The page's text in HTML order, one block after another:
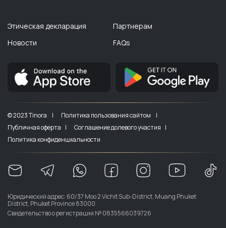
Этическая декларация
Новости
Партнерам
FAQs
© 2023 Tinora |
Политика пользования сайтом |
Публичная оферта |
Соглашение долевого участия |
Политика конфиденциальности
Юридический адрес: 60/37 Moo 2 Vichit Sub-District, Muang Phuket
District, Phuket Province 83000
Свидетельство о регистрации № 0835566039726